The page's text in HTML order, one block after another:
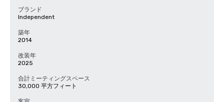
ブランド
Independent
築年
2014
改装年
2025
合計ミーティングスペース
30,000 平方フィート